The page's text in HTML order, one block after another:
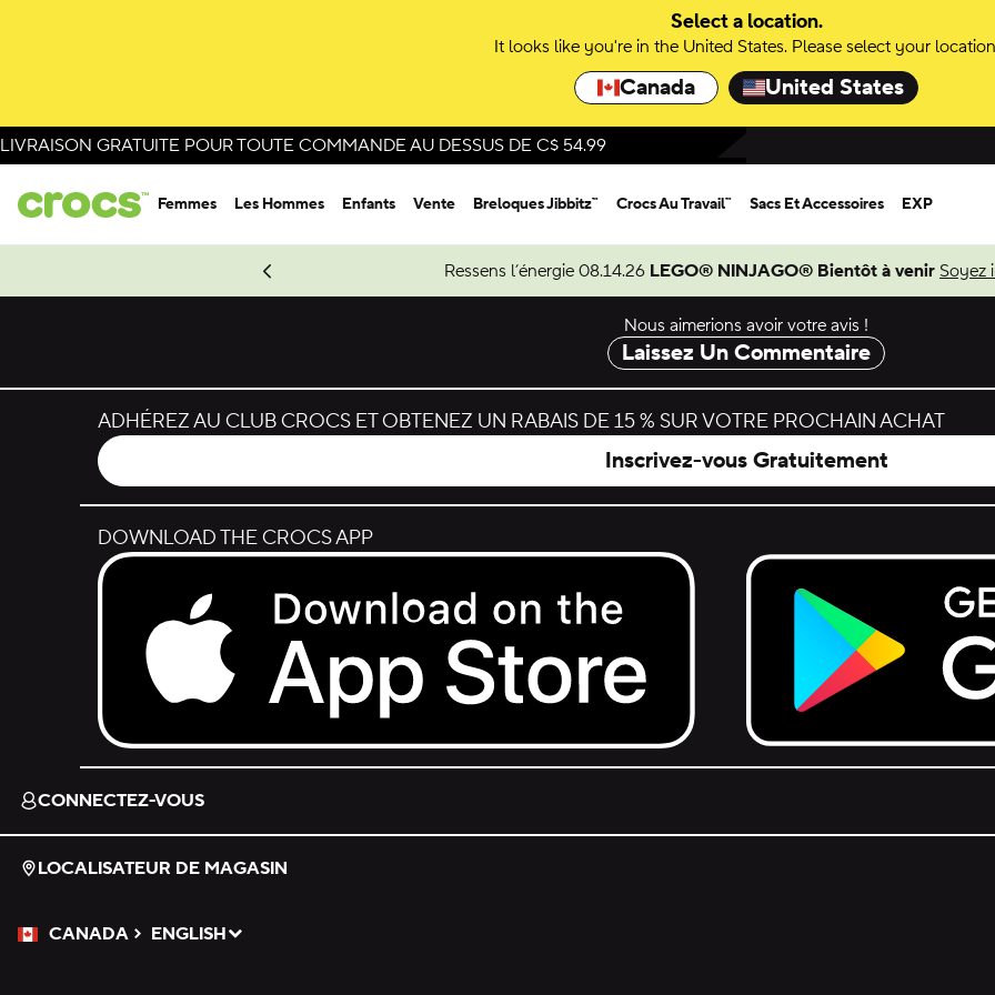
Select a location.
It looks like you're in the United States. Please select your
Canada United States
LIVRAISON GRATUITE POUR TOUTE COMMANDE AU DESSUS DE C$ 54.99
Femmes Les Hommes Enfants Vente Breloques Jibbitz™ Crocs Au Travail™ Sacs Et Accessoires EXP
Ressens l’énergie 08.14.26 LEGO® NINJAGO® Bientôt à venir Soyez
Magasinez Spider-Man
Nous aimerions avoir votre avis !
Laissez Un Commentaire
ADHÉREZ AU CLUB CROCS ET OBTENEZ UN RABAIS DE 15 % SUR VOTRE PROCHAIN ACHAT
Inscrivez-vous Gratuitement
DOWNLOAD THE CROCS APP
Download on the App Store.
Get it on Google Play.
CONNECTEZ-VOUS
LOCALISATEUR DE MAGASIN
CANADA
Veuillez sélectionner une langue
ENGLISH
Sélectionné